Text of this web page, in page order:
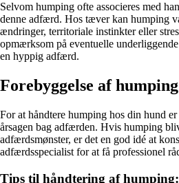
Selvom humping ofte associeres med
denne adfærd. Hos tæver kan humping
ændringer, territoriale instinkter eller
opmærksom på eventuelle
en hyppig adfærd.
Forebyggelse af humping
For at håndtere humping hos din hund
årsagen bag adfærden. Hvis humping
adfærdsmønster, er det en god idé at
adfærdsspecialist for at få professionel
Tips til håndtering af humping: